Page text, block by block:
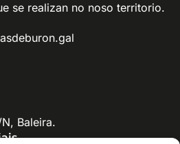
se realizan no noso territorio.
Baleira.